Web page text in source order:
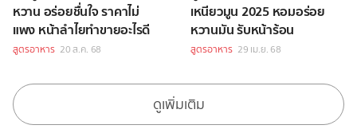
หวาน อร่อยชื่นใจ ราคาไม่
แพง หน้าลำไยทำขายอะไรดี
สูตรอาหาร 20 ส.ค. 68
เหนียวมูน 2025 หอมอร่อย
หวานมัน รับหน้าร้อน
สูตรอาหาร 29 เม.ย. 68
ดูเพิ่มเติม